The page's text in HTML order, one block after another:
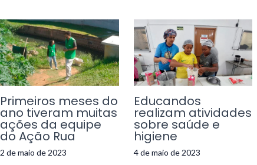
Primeiros meses do
ano tiveram muitas
ações da equipe
do Ação Rua
2 de maio de 2023
Educandos
realizam atividades
sobre saúde e
higiene
4 de maio de 2023